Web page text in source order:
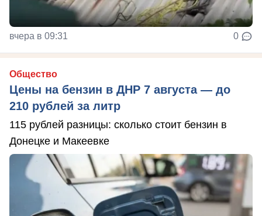
вчера в 09:31 0
Общество
Цены на бензин в ДНР 7 августа — до
210 рублей за литр
115 рублей разницы: сколько стоит бензин в
Донецке и Макеевке